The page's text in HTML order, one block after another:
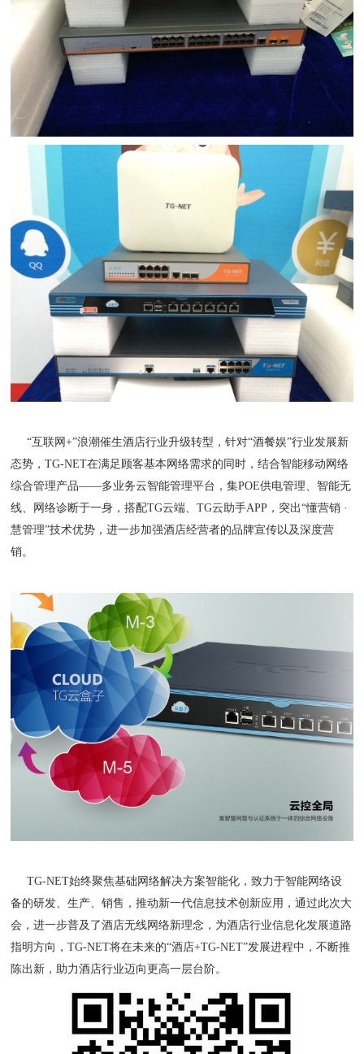
“互联网+”浪潮催生酒店行业升级转型，针对“酒餐娱”行业发展新
态势，TG-NET在满足顾客基本网络需求的同时，结合智能移动网络
综合管理产品——多业务云智能管理平台，集POE供电管理、智能无
线、网络诊断于一身，搭配TG云端、TG云助手APP，突出“懂营销 ·
慧管理”技术优势，进一步加强酒店经营者的品牌宣传以及深度营
销。
TG-NET始终聚焦基础网络解决方案智能化，致力于智能网络设
备的研发、生产、销售，推动新一代信息技术创新应用，通过此次大
会，进一步普及了酒店无线网络新理念，为酒店行业信息化发展道路
指明方向，TG-NET将在未来的“酒店+TG-NET”发展进程中，不断推
陈出新，助力酒店行业迈向更高一层台阶。